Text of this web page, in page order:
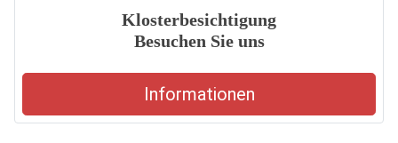
Klosterbesichtigung
Besuchen Sie uns
Informationen